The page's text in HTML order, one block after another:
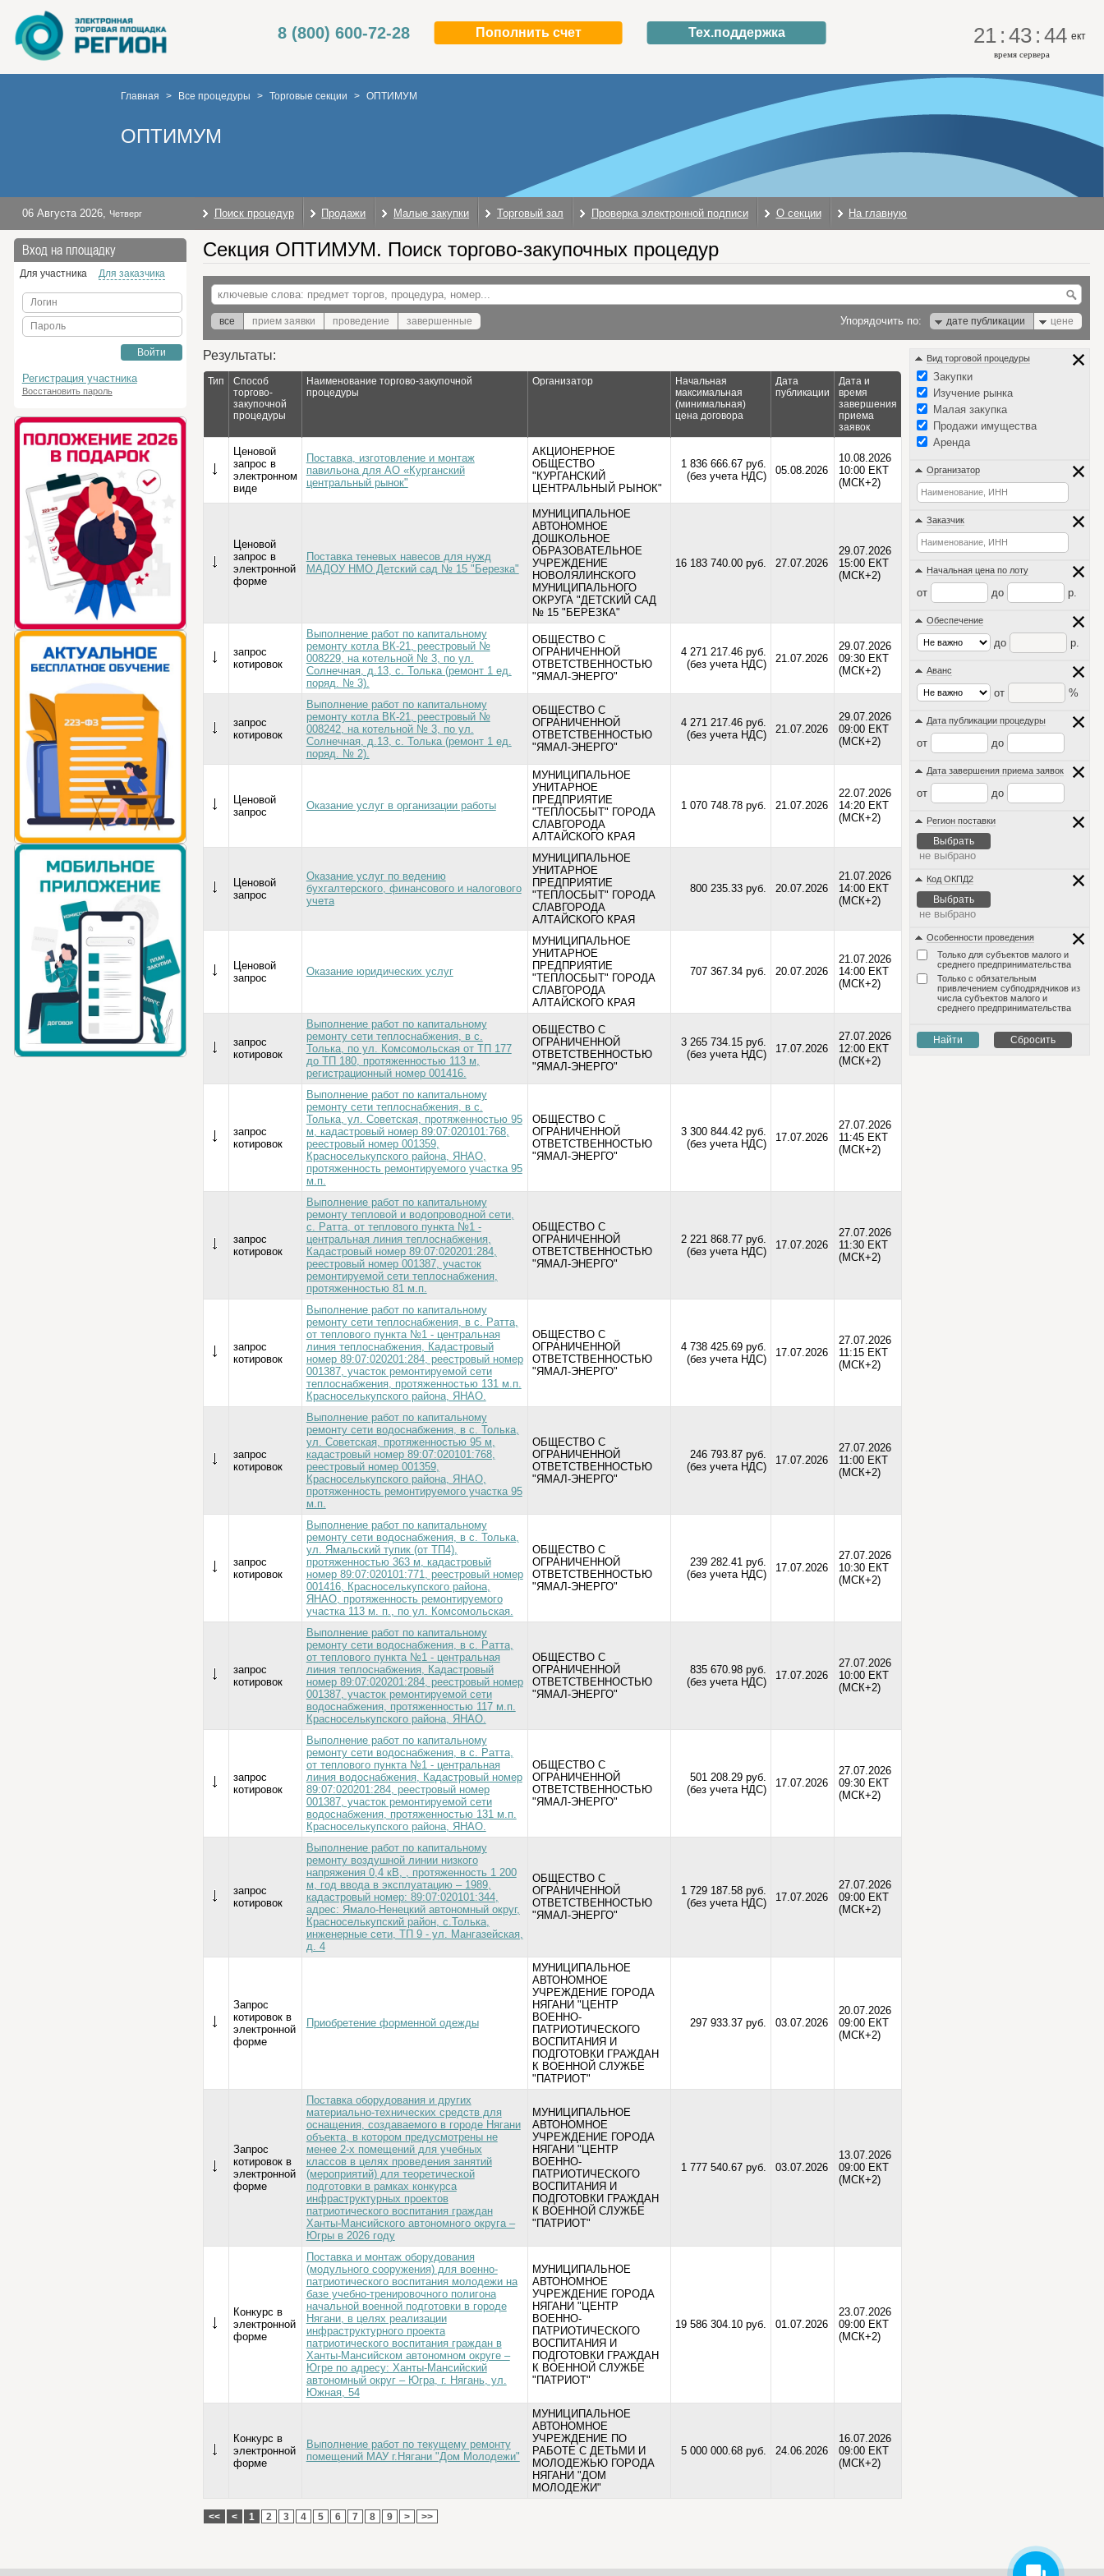
8 (800) 600-72-28 Пополнить счет Тех.поддержка 21 : 43 : 44 ект
время сервера
Главная > Все процедуры > Торговые секции > ОПТИМУМ
ОПТИМУМ
06 Августа 2026, Четверг Поиск процедур Продажи Малые закупки Торговый зал Проверка электронной подписи О секции На главную
Вход на площадку
Для участника Для заказчика
Логин
Пароль
Войти
Регистрация участника
Восстановить пароль
Секция ОПТИМУМ. Поиск торгово-закупочных процедур
все прием заявки проведение завершенные Упорядочить по: дате публикации цене
Результаты:
Тип
Способ
торгово-
закупочной
процедуры
Наименование торгово-закупочной
процедуры
Организатор
Начальная
максимальная
(минимальная)
цена договора
Дата
публикации
Дата и
время
завершения
приема
заявок
Ценовой
запрос в
электронном
виде
Поставка, изготовление и монтаж
павильона для АО «Курганский
центральный рынок"
АКЦИОНЕРНОЕ
ОБЩЕСТВО
"КУРГАНСКИЙ
ЦЕНТРАЛЬНЫЙ РЫНОК"
1 836 666.67 руб.
(без учета НДС)
05.08.2026
10.08.2026
10:00 ЕКТ
(МСК+2)
Ценовой
запрос в
электронной
форме
Поставка теневых навесов для нужд
МАДОУ НМО Детский сад № 15 "Березка"
МУНИЦИПАЛЬНОЕ
АВТОНОМНОЕ
ДОШКОЛЬНОЕ
ОБРАЗОВАТЕЛЬНОЕ
УЧРЕЖДЕНИЕ
НОВОЛЯЛИНСКОГО
МУНИЦИПАЛЬНОГО
ОКРУГА "ДЕТСКИЙ САД
№ 15 "БЕРЕЗКА"
16 183 740.00 руб. 27.07.2026
29.07.2026
15:00 ЕКТ
(МСК+2)
запрос
котировок
Выполнение работ по капитальному
ремонту котла ВК-21, реестровый №
008229, на котельной № 3, по ул.
Солнечная, д.13, с. Толька (ремонт 1 ед.
поряд. № 3).
ОБЩЕСТВО С
ОГРАНИЧЕННОЙ
ОТВЕТСТВЕННОСТЬЮ
"ЯМАЛ-ЭНЕРГО"
4 271 217.46 руб.
(без учета НДС)
21.07.2026
29.07.2026
09:30 ЕКТ
(МСК+2)
запрос
котировок
Выполнение работ по капитальному
ремонту котла ВК-21, реестровый №
008242, на котельной № 3, по ул.
Солнечная, д.13, с. Толька (ремонт 1 ед.
поряд. № 2).
ОБЩЕСТВО С
ОГРАНИЧЕННОЙ
ОТВЕТСТВЕННОСТЬЮ
"ЯМАЛ-ЭНЕРГО"
4 271 217.46 руб.
(без учета НДС)
21.07.2026
29.07.2026
09:00 ЕКТ
(МСК+2)
Ценовой
запрос
Оказание услуг в организации работы
МУНИЦИПАЛЬНОЕ
УНИТАРНОЕ
ПРЕДПРИЯТИЕ
"ТЕПЛОСБЫТ" ГОРОДА
СЛАВГОРОДА
АЛТАЙСКОГО КРАЯ
1 070 748.78 руб. 21.07.2026
22.07.2026
14:20 ЕКТ
(МСК+2)
Ценовой
запрос
Оказание услуг по ведению
бухгалтерского, финансового и налогового
учета
МУНИЦИПАЛЬНОЕ
УНИТАРНОЕ
ПРЕДПРИЯТИЕ
"ТЕПЛОСБЫТ" ГОРОДА
СЛАВГОРОДА
АЛТАЙСКОГО КРАЯ
800 235.33 руб. 20.07.2026
21.07.2026
14:00 ЕКТ
(МСК+2)
Ценовой
запрос
Оказание юридических услуг
МУНИЦИПАЛЬНОЕ
УНИТАРНОЕ
ПРЕДПРИЯТИЕ
"ТЕПЛОСБЫТ" ГОРОДА
СЛАВГОРОДА
АЛТАЙСКОГО КРАЯ
707 367.34 руб. 20.07.2026
21.07.2026
14:00 ЕКТ
(МСК+2)
запрос
котировок
Выполнение работ по капитальному
ремонту сети теплоснабжения, в с.
Толька, по ул. Комсомольская от ТП 177
до ТП 180, протяженностью 113 м,
регистрационный номер 001416.
ОБЩЕСТВО С
ОГРАНИЧЕННОЙ
ОТВЕТСТВЕННОСТЬЮ
"ЯМАЛ-ЭНЕРГО"
3 265 734.15 руб.
(без учета НДС)
17.07.2026
27.07.2026
12:00 ЕКТ
(МСК+2)
запрос
котировок
Выполнение работ по капитальному
ремонту сети теплоснабжения, в с.
Толька, ул. Советская, протяженностью 95
м, кадастровый номер 89:07:020101:768,
реестровый номер 001359,
Красноселькупского района, ЯНАО,
протяженность ремонтируемого участка 95
м.п.
ОБЩЕСТВО С
ОГРАНИЧЕННОЙ
ОТВЕТСТВЕННОСТЬЮ
"ЯМАЛ-ЭНЕРГО"
3 300 844.42 руб.
(без учета НДС)
17.07.2026
27.07.2026
11:45 ЕКТ
(МСК+2)
запрос
котировок
Выполнение работ по капитальному
ремонту тепловой и водопроводной сети,
с. Ратта, от теплового пункта №1 -
центральная линия теплоснабжения,
Кадастровый номер 89:07:020201:284,
реестровый номер 001387, участок
ремонтируемой сети теплоснабжения,
протяженностью 81 м.п.
ОБЩЕСТВО С
ОГРАНИЧЕННОЙ
ОТВЕТСТВЕННОСТЬЮ
"ЯМАЛ-ЭНЕРГО"
2 221 868.77 руб.
(без учета НДС)
17.07.2026
27.07.2026
11:30 ЕКТ
(МСК+2)
запрос
котировок
Выполнение работ по капитальному
ремонту сети теплоснабжения, в с. Ратта,
от теплового пункта №1 - центральная
линия теплоснабжения, Кадастровый
номер 89:07:020201:284, реестровый номер
001387, участок ремонтируемой сети
теплоснабжения, протяженностью 131 м.п.
Красноселькупского района, ЯНАО.
ОБЩЕСТВО С
ОГРАНИЧЕННОЙ
ОТВЕТСТВЕННОСТЬЮ
"ЯМАЛ-ЭНЕРГО"
4 738 425.69 руб.
(без учета НДС)
17.07.2026
27.07.2026
11:15 ЕКТ
(МСК+2)
запрос
котировок
Выполнение работ по капитальному
ремонту сети водоснабжения, в с. Толька,
ул. Советская, протяженностью 95 м,
кадастровый номер 89:07:020101:768,
реестровый номер 001359,
Красноселькупского района, ЯНАО,
протяженность ремонтируемого участка 95
м.п.
ОБЩЕСТВО С
ОГРАНИЧЕННОЙ
ОТВЕТСТВЕННОСТЬЮ
"ЯМАЛ-ЭНЕРГО"
246 793.87 руб.
(без учета НДС)
17.07.2026
27.07.2026
11:00 ЕКТ
(МСК+2)
запрос
котировок
Выполнение работ по капитальному
ремонту сети водоснабжения, в с. Толька,
ул. Ямальский тупик (от ТП4),
протяженностью 363 м, кадастровый
номер 89:07:020101:771, реестровый номер
001416, Красноселькупского района,
ЯНАО, протяженность ремонтируемого
участка 113 м. п., по ул. Комсомольская.
ОБЩЕСТВО С
ОГРАНИЧЕННОЙ
ОТВЕТСТВЕННОСТЬЮ
"ЯМАЛ-ЭНЕРГО"
239 282.41 руб.
(без учета НДС)
17.07.2026
27.07.2026
10:30 ЕКТ
(МСК+2)
запрос
котировок
Выполнение работ по капитальному
ремонту сети водоснабжения, в с. Ратта,
от теплового пункта №1 - центральная
линия теплоснабжения, Кадастровый
номер 89:07:020201:284, реестровый номер
001387, участок ремонтируемой сети
водоснабжения, протяженностью 117 м.п.
Красноселькупского района, ЯНАО.
ОБЩЕСТВО С
ОГРАНИЧЕННОЙ
ОТВЕТСТВЕННОСТЬЮ
"ЯМАЛ-ЭНЕРГО"
835 670.98 руб.
(без учета НДС)
17.07.2026
27.07.2026
10:00 ЕКТ
(МСК+2)
запрос
котировок
Выполнение работ по капитальному
ремонту сети водоснабжения, в с. Ратта,
от теплового пункта №1 - центральная
линия водоснабжения, Кадастровый номер
89:07:020201:284, реестровый номер
001387, участок ремонтируемой сети
водоснабжения, протяженностью 131 м.п.
Красноселькупского района, ЯНАО.
ОБЩЕСТВО С
ОГРАНИЧЕННОЙ
ОТВЕТСТВЕННОСТЬЮ
"ЯМАЛ-ЭНЕРГО"
501 208.29 руб.
(без учета НДС)
17.07.2026
27.07.2026
09:30 ЕКТ
(МСК+2)
запрос
котировок
Выполнение работ по капитальному
ремонту воздушной линии низкого
напряжения 0,4 кВ, , протяженность 1 200
м, год ввода в эксплуатацию – 1989,
кадастровый номер: 89:07:020101:344,
адрес: Ямало-Ненецкий автономный округ,
Красн⁠⁠⁠⁠⁠⁠⁠⁠оселькупский район, с.Толька,
инженерные сети, ТП 9 - ул. Мангазейская,
д. 4
ОБЩЕСТВО С
ОГРАНИЧЕННОЙ
ОТВЕТСТВЕННОСТЬЮ
"ЯМАЛ-ЭНЕРГО"
1 729 187.58 руб.
(без учета НДС)
17.07.2026
27.07.2026
09:00 ЕКТ
(МСК+2)
Запрос
котировок в
электронной
форме
Приобретение форменной одежды
МУНИЦИПАЛЬНОЕ
АВТОНОМНОЕ
УЧРЕЖДЕНИЕ ГОРОДА
НЯГАНИ "ЦЕНТР
ВОЕННО-
ПАТРИОТИЧЕСКОГО
ВОСПИТАНИЯ И
ПОДГОТОВКИ ГРАЖДАН
К ВОЕННОЙ СЛУЖБЕ
"ПАТРИОТ"
297 933.37 руб. 03.07.2026
20.07.2026
09:00 ЕКТ
(МСК+2)
Запрос
котировок в
электронной
форме
Поставка оборудования и других
материально-технических средств для
оснащения, создаваемого в городе Нягани
объекта, в котором предусмотрены не
менее 2-х помещений для учебных
классов в целях проведения занятий
(мероприятий) для теоретической
подготовки в рамках конкурса
инфраструктурных проектов
патриотического воспитания граждан
Ханты-Мансийского автономного округа –
Югры в 2026 году
МУНИЦИПАЛЬНОЕ
АВТОНОМНОЕ
УЧРЕЖДЕНИЕ ГОРОДА
НЯГАНИ "ЦЕНТР
ВОЕННО-
ПАТРИОТИЧЕСКОГО
ВОСПИТАНИЯ И
ПОДГОТОВКИ ГРАЖДАН
К ВОЕННОЙ СЛУЖБЕ
"ПАТРИОТ"
1 777 540.67 руб. 03.07.2026
13.07.2026
09:00 ЕКТ
(МСК+2)
Конкурс в
электронной
форме
Поставка и монтаж оборудования
(модульного сооружения) для военно-
патриотического воспитания молодежи на
базе учебно-тренировочного полигона
начальной военной подготовки в городе
Нягани, в целях реализации
инфраструктурного проекта
патриотического воспитания граждан в
Ханты-Мансийском автономном округе –
Югре по адресу: Ханты-Мансийский
автономный округ – Югра, г. Нягань, ул.
Южная, 54
МУНИЦИПАЛЬНОЕ
АВТОНОМНОЕ
УЧРЕЖДЕНИЕ ГОРОДА
НЯГАНИ "ЦЕНТР
ВОЕННО-
ПАТРИОТИЧЕСКОГО
ВОСПИТАНИЯ И
ПОДГОТОВКИ ГРАЖДАН
К ВОЕННОЙ СЛУЖБЕ
"ПАТРИОТ"
19 586 304.10 руб. 01.07.2026
23.07.2026
09:00 ЕКТ
(МСК+2)
Конкурс в
электронной
форме
Выполнение работ по текущему ремонту
помещений МАУ г.Нягани "Дом Молодежи"
МУНИЦИПАЛЬНОЕ
АВТОНОМНОЕ
УЧРЕЖДЕНИЕ ПО
РАБОТЕ С ДЕТЬМИ И
МОЛОДЕЖЬЮ ГОРОДА
НЯГАНИ "ДОМ
МОЛОДЕЖИ"
5 000 000.68 руб. 24.06.2026
16.07.2026
09:00 ЕКТ
(МСК+2)
<< < 1 2 3 4 5 6 7 8 9 > >>
Вид торговой процедуры
Закупки
Изучение рынка
Малая закупка
Продажи имущества
Аренда
Организатор
Заказчик
Начальная цена по лоту
от до р.
Обеспечение
до р.
Аванс
от %
Дата публикации процедуры
от до
Дата завершения приема заявок
от до
Регион поставки
Выбрать
не выбрано
Код ОКПД2
Выбрать
не выбрано
Особенности проведения
Только для субъектов малого и
среднего предпринимательства
Только с обязательным
привлечением субподрядчиков из
числа субъектов малого и
среднего предпринимательства
Найти Сбросить